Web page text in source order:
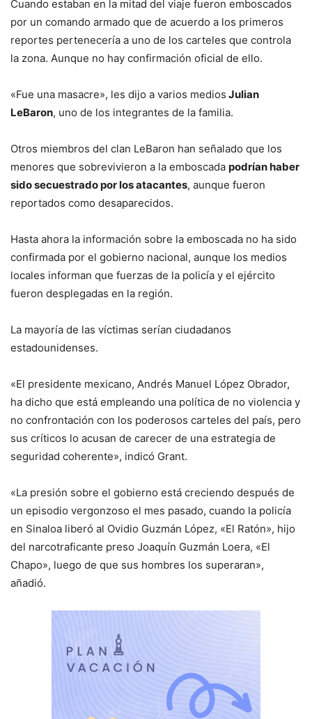
Cuando estaban en la mitad del viaje fueron emboscados
por un comando armado que de acuerdo a los primeros
reportes pertenecería a uno de los carteles que controla
la zona. Aunque no hay confirmación oficial de ello.
«Fue una masacre», les dijo a varios medios Julian
LeBaron, uno de los integrantes de la familia.
Otros miembros del clan LeBaron han señalado que los
menores que sobrevivieron a la emboscada podrían haber
sido secuestrado por los atacantes, aunque fueron
reportados como desaparecidos.
Hasta ahora la información sobre la emboscada no ha sido
confirmada por el gobierno nacional, aunque los medios
locales informan que fuerzas de la policía y el ejército
fueron desplegadas en la región.
La mayoría de las víctimas serían ciudadanos
estadounidenses.
«El presidente mexicano, Andrés Manuel López Obrador,
ha dicho que está empleando una política de no violencia y
no confrontación con los poderosos carteles del país, pero
sus críticos lo acusan de carecer de una estrategia de
seguridad coherente», indicó Grant.
«La presión sobre el gobierno está creciendo después de
un episodio vergonzoso el mes pasado, cuando la policía
en Sinaloa liberó al Ovidio Guzmán López, «El Ratón», hijo
del narcotraficante preso Joaquín Guzmán Loera, «El
Chapo», luego de que sus hombres los superaran»,
añadió.